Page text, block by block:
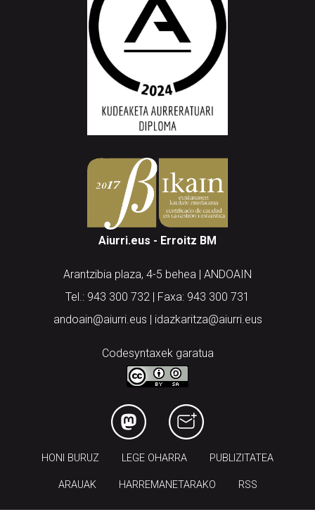
Aiurri.eus - Erroitz BM
Arantzibia plaza, 4-5 behea | ANDOAIN
Tel.: 943 300 732 | Faxa: 943 300 731
andoain@aiurri.eus | idazkaritza@aiurri.eus
Codesyntaxek garatua
HONI BURUZ LEGE OHARRA PUBLIZITATEA
ARAUAK HARREMANETARAKO RSS